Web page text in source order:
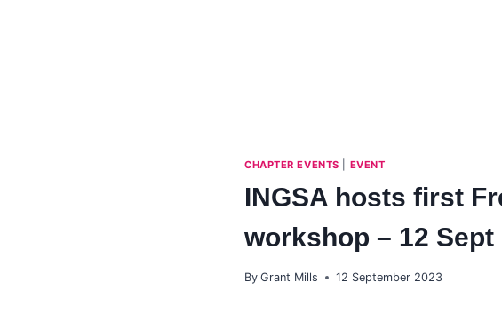
CHAPTER EVENTS EVENT
INGSA hosts first
workshop – 12 Sept
By Grant Mills 12 September 2023